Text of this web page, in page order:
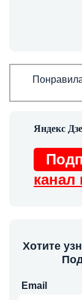
канал
Хотите
Email